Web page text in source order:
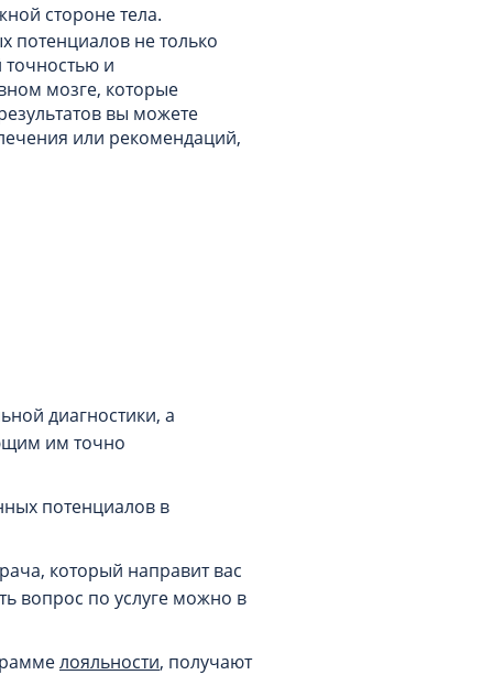
стороне тела.
потенциалов не только
и
мозге, которые
вы можете
или рекомендаций,
диагностики, а
им точно
потенциалов в
который направит вас
вопрос по услуге можно в
лояльности, получают